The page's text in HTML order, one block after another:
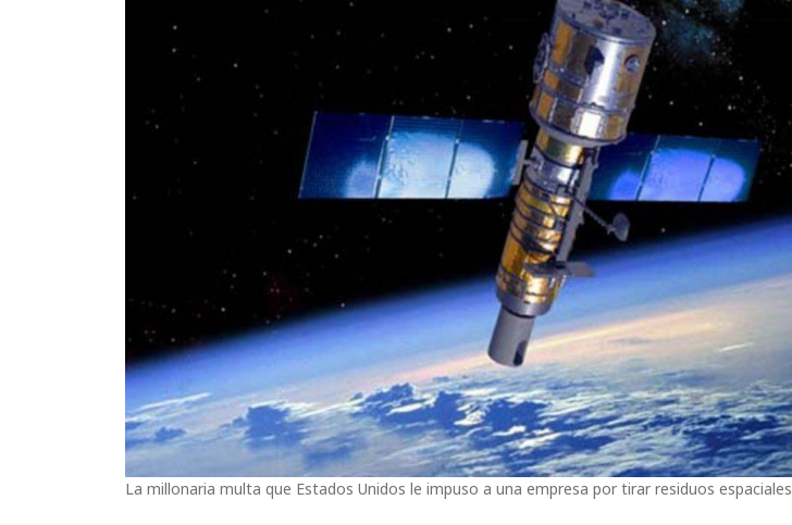
La millonaria multa que Estados Unidos le impuso a una empresa por tirar residuos espaciales